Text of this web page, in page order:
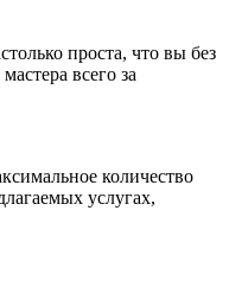
проста, что вы без
всего за
количество
услугах,